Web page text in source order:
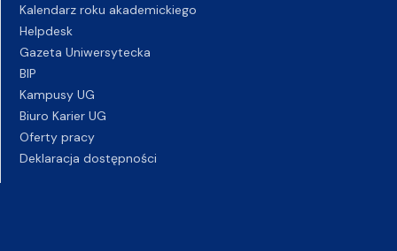
Kalendarz roku akademickiego
Helpdesk
Gazeta Uniwersytecka
BIP
Kampusy UG
Biuro Karier UG
Oferty pracy
Deklaracja dostępności